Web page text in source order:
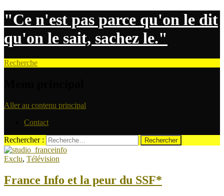
"Ce n'est pas parce qu'on le dit
qu'on le sait, sachez le."
Recherche
Aller au contenu principal
Contact
Rechercher :
Exclu, Télévision
France Info et la peur du SSF*